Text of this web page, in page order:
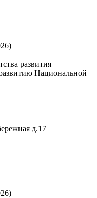
развития
Национальной
д.17